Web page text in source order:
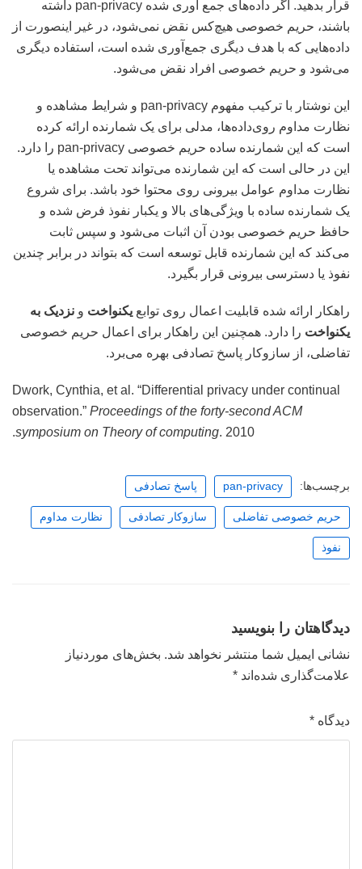
قرار بدهید. اگر داده‌های جمع آوری شده pan-privacy داشته
باشند، حریم خصوصی هیچ‌کس نقض نمی‌شود، در غیر اینصورت از
داده‌هایی که با هدف دیگری جمع‌‌آوری شده است، استفاده دیگری
می‌شود و حریم خصوصی افراد نقض می‌شود.
این نوشتار با ترکیب مفهوم pan-privacy و شرایط مشاهده و
نظارت مداوم روی‌داده‌ها، مدلی برای یک شمارنده ارائه کرده
است که این شمارنده ساده حریم خصوصی pan-privacy را دارد.
این در حالی است که این شمارنده می‌تواند تحت مشاهده یا
نظارت مداوم عوامل بیرونی روی محتوا خود باشد. برای شروع
یک شمارنده ساده با ویژگی‌های بالا و یکبار نفوذ فرض شده و
حافظ حریم خصوصی بودن آن اثبات می‌شود و سپس ثابت
می‌کند که این شمارنده قابل توسعه است که بتواند در برابر چندین
نفوذ یا دسترسی بیرونی قرار بگیرد.
راهکار ارائه شده قابلیت اعمال روی توابع یکنواخت و نزدیک به
یکنواخت را دارد. همچنین این راهکار برای اعمال حریم خصوصی
تفاضلی، از سازوکار پاسخ تصادفی بهره می‌برد.
Dwork, Cynthia, et al. “Differential privacy under continual
observation.” Proceedings of the forty-second ACM
symposium on Theory of computing. 2010.
برچسب‌ها: pan-privacy پاسخ تصادفی
حریم خصوصی تفاضلی سازوکار تصادفی نظارت مداوم
نفوذ
دیدگاهتان را بنویسید
نشانی ایمیل شما منتشر نخواهد شد. بخش‌های موردنیاز
علامت‌گذاری شده‌اند *
دیدگاه *